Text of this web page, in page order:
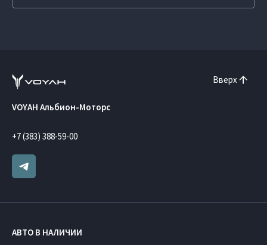
Вверх
VOYAH Альбион-Моторс
+7 (383) 388-59-00
АВТО В НАЛИЧИИ